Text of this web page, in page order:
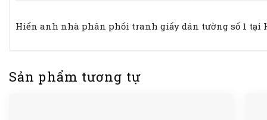
Hiển anh nhà phân phối tranh giấy dán tường số 1 tại
Sản phẩm tương tự